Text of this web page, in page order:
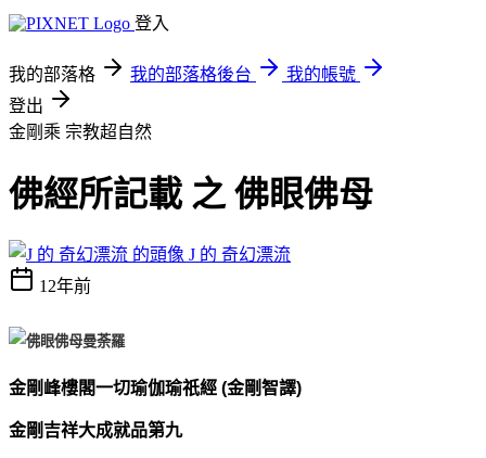
登入
我的部落格 我的部落格後台
我的帳號
登出
金剛乘 宗教超自然
佛經所記載 之 佛眼佛母
J 的 奇幻漂流
12年前
金剛峰樓閣一切瑜伽瑜祇經 (金剛智譯)
金剛吉祥大成就品第九